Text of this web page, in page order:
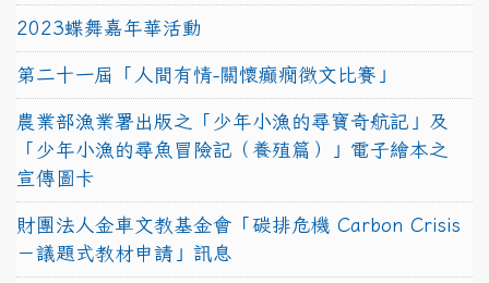
2023蝶舞嘉年華活動
第二十一屆「人間有情-關懷癲癇徵文比賽」
農業部漁業署出版之「少年小漁的尋寶奇航記」及
「少年小漁的尋魚冒險記（養殖篇）」電子繪本之
宣傳圖卡
財團法人金車文教基金會「碳排危機 Carbon Crisis
－議題式教材申請」訊息